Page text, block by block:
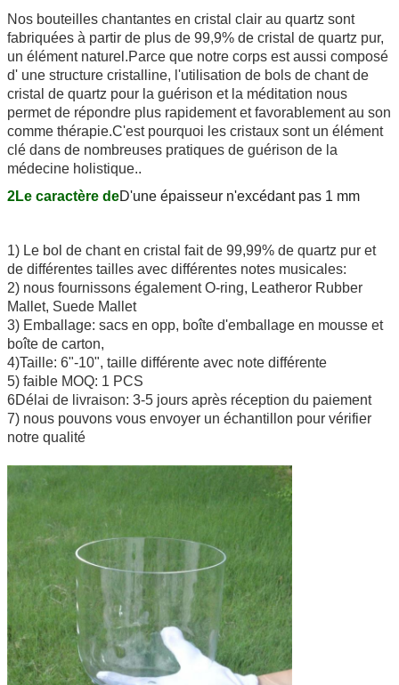
Nos bouteilles chantantes en cristal clair au quartz sont
fabriquées à partir de plus de 99,9% de cristal de quartz pur,
un élément naturel.Parce que notre corps est aussi composé
d' une structure cristalline, l'utilisation de bols de chant de
cristal de quartz pour la guérison et la méditation nous
permet de répondre plus rapidement et favorablement au son
comme thérapie.C'est pourquoi les cristaux sont un élément
clé dans de nombreuses pratiques de guérison de la
médecine holistique..
2Le caractère deD'une épaisseur n'excédant pas 1 mm
1) Le bol de chant en cristal fait de 99,99% de quartz pur et
de différentes tailles avec différentes notes musicales:
2) nous fournissons également O-ring, Leatheror Rubber
Mallet, Suede Mallet
3) Emballage: sacs en opp, boîte d'emballage en mousse et
boîte de carton,
4)Taille: 6"-10", taille différente avec note différente
5) faible MOQ: 1 PCS
6Délai de livraison: 3-5 jours après réception du paiement
7) nous pouvons vous envoyer un échantillon pour vérifier
notre qualité